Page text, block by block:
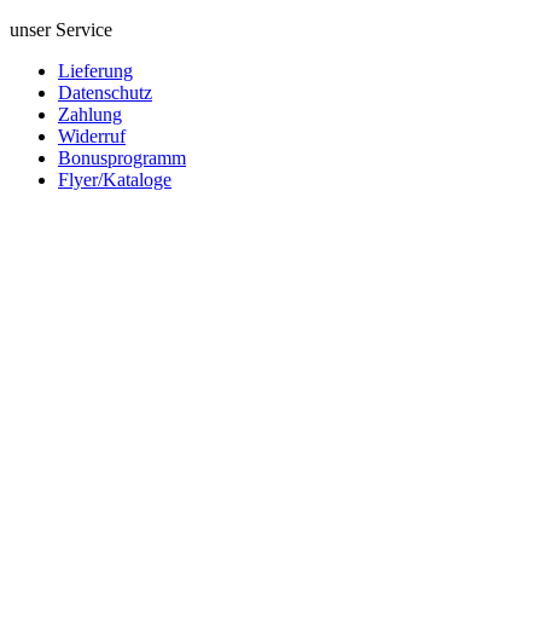
unser Service
Lieferung
Datenschutz
Zahlung
Widerruf
Bonusprogramm
Flyer/Kataloge